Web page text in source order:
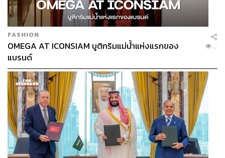
FASHION
OMEGA AT ICONSIAM บูติกริมแม่น้ำแห่งแรกของ
แบรนด์
...